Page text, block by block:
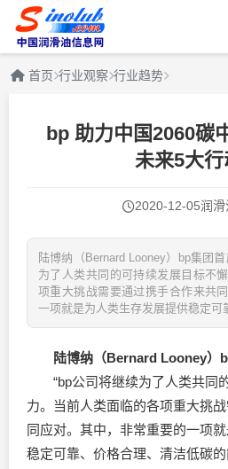
首页 行业观察 行业趋势
bp 助力中国2060碳
未来5大行
2020-12-05润滑
陆博纳（Bernard Looney）bp集团
为了人类共同的可持续发展目标不
项重大挑战需要通过携手合作来共
一项就是为人类生存发展提供稳定可
陆博纳（Bernard Looney）
“bp公司将继续为了人类共同
力。当前人类面临的各项重大挑
同应对。其中，非常重要的一项
稳定可靠、价格合理、清洁低碳